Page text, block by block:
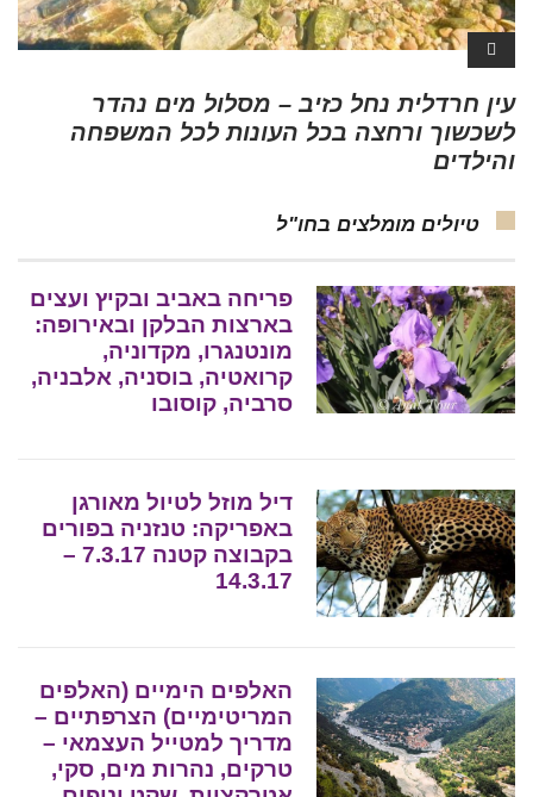
עין חרדלית נחל כזיב – מסלול מים נהדר
לשכשוך ורחצה בכל העונות לכל המשפחה
והילדים
טיולים מומלצים בחו"ל
פריחה באביב ובקיץ ועצים
בארצות הבלקן ובאירופה:
מונטנגרו, מקדוניה,
קרואטיה, בוסניה, אלבניה,
סרביה, קוסובו
דיל מוזל לטיול מאורגן
באפריקה: טנזניה בפורים
בקבוצה קטנה 7.3.17 –
14.3.17
האלפים הימיים (האלפים
המריטימיים) הצרפתיים –
מדריך למטייל העצמאי –
טרקים, נהרות מים, סקי,